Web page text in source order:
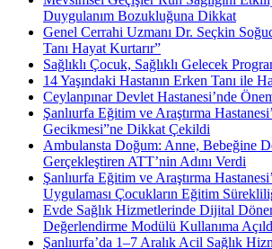
Duygulanım Bozukluğuna Dikkat
Genel Cerrahi Uzmanı Dr. Seçkin
Tanı Hayat Kurtarır”
Sağlıklı Çocuk, Sağlıklı Gelecek
14 Yaşındaki Hastanın Erken Tanı ile
Ceylanpınar Devlet Hastanesi’nde
Şanlıurfa Eğitim ve Araştırma
Gecikmesi”ne Dikkat Çekildi
Ambulansta Doğum: Anne, Bebeğine
Gerçekleştiren ATT’nin Adını Verdi
Şanlıurfa Eğitim ve Araştırma
Uygulaması Çocukların Eğitim
Evde Sağlık Hizmetlerinde Dijital
Değerlendirme Modülü Kullanıma
Şanlıurfa’da 1–7 Aralık Acil Sağlık